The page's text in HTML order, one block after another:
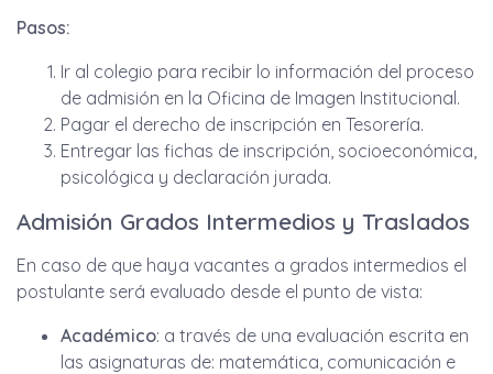
Pasos:
Ir al colegio para recibir lo información del proceso
de admisión en la Oficina de Imagen Institucional.
Pagar el derecho de inscripción en Tesorería.
Entregar las fichas de inscripción, socioeconómica,
psicológica y declaración jurada.
Admisión Grados Intermedios y Traslados
En caso de que haya vacantes a grados intermedios el
postulante será evaluado desde el punto de vista:
Académico: a través de una evaluación escrita en
las asignaturas de: matemática, comunicación e